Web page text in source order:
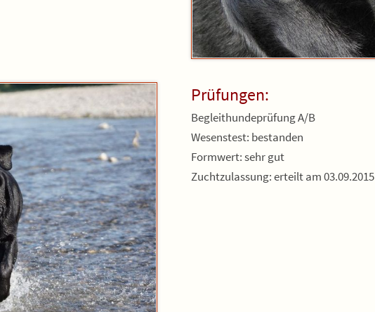
Prüfungen:
Begleithundeprüfung A/B
Wesenstest: bestanden
Formwert: sehr gut
Zuchtzulassung: erteilt am 03.09.2015